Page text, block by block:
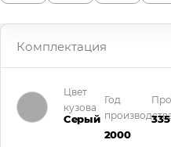
Комплектация
Цвет
кузова
Серый
Год
2000
335